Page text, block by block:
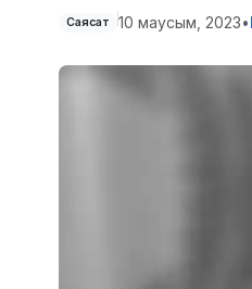
Саясат 10 маусым, 2023•